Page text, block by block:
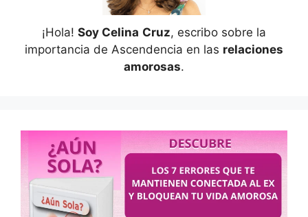
¡Hola! Soy Celina Cruz, escribo sobre la
importancia de Ascendencia en las relaciones
amorosas.